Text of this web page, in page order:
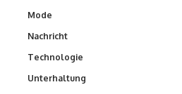
Mode
Nachricht
Technologie
Unterhaltung